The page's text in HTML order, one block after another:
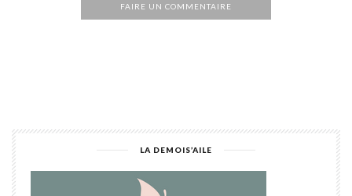
FAIRE UN COMMENTAIRE
LA DEMOIS’AILE